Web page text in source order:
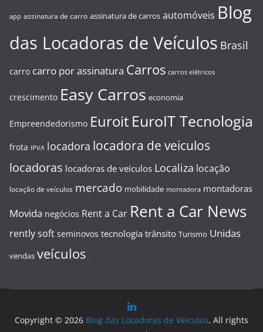
app assinatura de carro assinatura de carros automóveis Blog
das Locadoras de Veículos Brasil
carro carro por assinatura Carros carros elétricos
crescimento Easy Carros economia
Empreendedorismo Euroit EuroIT Tecnologia
frota IPVA locadora locadora de veiculos
locadoras locadoras de veículos Localiza locação
locação de veículos mercado mobilidade montadora montadoras
Movida negócios Rent a Car Rent a Car News
rently soft seminovos tecnologia trânsito Turismo Unidas
vendas veículos
Copyright © 2026 Blog das Locadoras de Veículos. All rights